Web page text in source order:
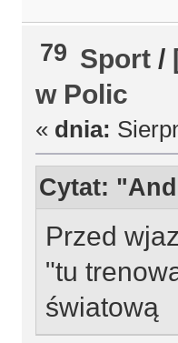
79 Sport /
w Polic
« dnia:
Cytat:
Przed
"tu
światową